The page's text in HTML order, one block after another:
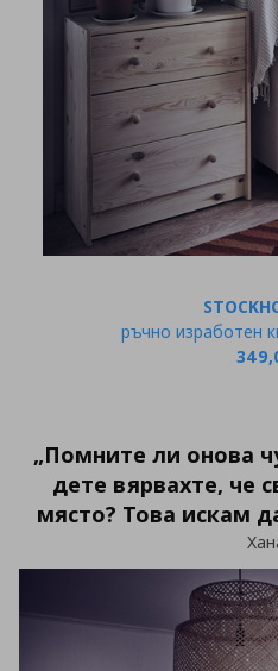
ръчно изработен
„Помните ли онова
дете вярвахте, че
място? Това искам